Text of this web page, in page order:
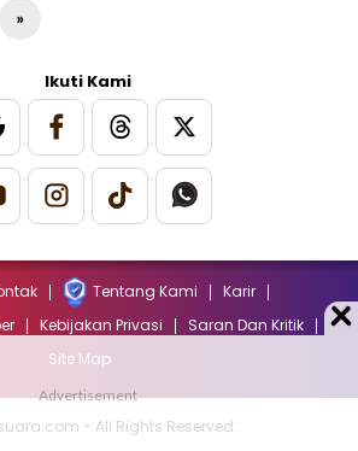
»
Ikuti Kami
Tentang Kami
Karir
Kebijakan Privasi
Saran Dan Kritik
Site Map
- All Rights Reserved.